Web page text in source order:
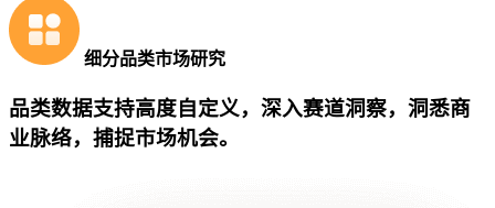
细分品类市场研究
品类数据支持高度自定义，深入赛道洞察，洞悉商
业脉络，捕捉市场机会。